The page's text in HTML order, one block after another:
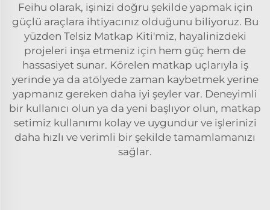
Feihu olarak, işinizi doğru şekilde yapmak için
güçlü araçlara ihtiyacınız olduğunu biliyoruz. Bu
yüzden Telsiz Matkap Kiti'miz, hayalinizdeki
projeleri inşa etmeniz için hem güç hem de
hassasiyet sunar. Körelen matkap uçlarıyla iş
yerinde ya da atölyede zaman kaybetmek yerine
yapmanız gereken daha iyi şeyler var. Deneyimli
bir kullanıcı olun ya da yeni başlıyor olun, matkap
setimiz kullanımı kolay ve uygundur ve işlerinizi
daha hızlı ve verimli bir şekilde tamamlamanızı
sağlar.